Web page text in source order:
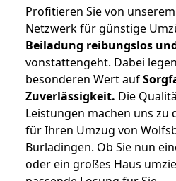
Profitieren Sie von
Netzwerk für günstige
Beiladung reibungslos
vonstattengeht. Dabei
besonderen Wert auf
Zuverlässigkeit. Die
Leistungen machen uns zu
für Ihren Umzug von
Burladingen. Ob Sie nun
oder ein großes Haus